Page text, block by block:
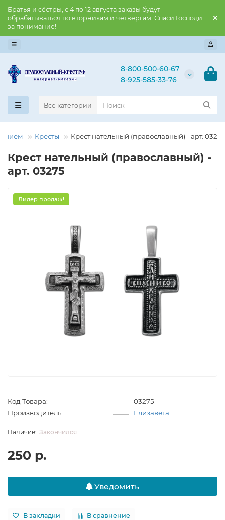
Братья и сёстры, с 4 по 12 августа заказы будут
обрабатываться по вторникам и четвергам. Спаси Господи
за понимание!
8-800-500-60-67
8-925-585-33-76
Все категории
Кресты Крест нательный (православный) - арт. 03275
Крест нательный (православный) -
арт. 03275
Лидер продаж!
Код Товара:
03275
Производитель:
Елизавета
Закончился
250 р.
Уведомить
В закладки В сравнение